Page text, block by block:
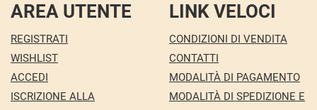
AREA UTENTE
REGISTRATI
WISHLIST
ACCEDI
ISCRIZIONE ALLA
LINK VELOCI
CONDIZIONI DI VENDITA
CONTATTI
MODALITÀ DI PAGAMENTO
MODALITÀ DI SPEDIZIONE E